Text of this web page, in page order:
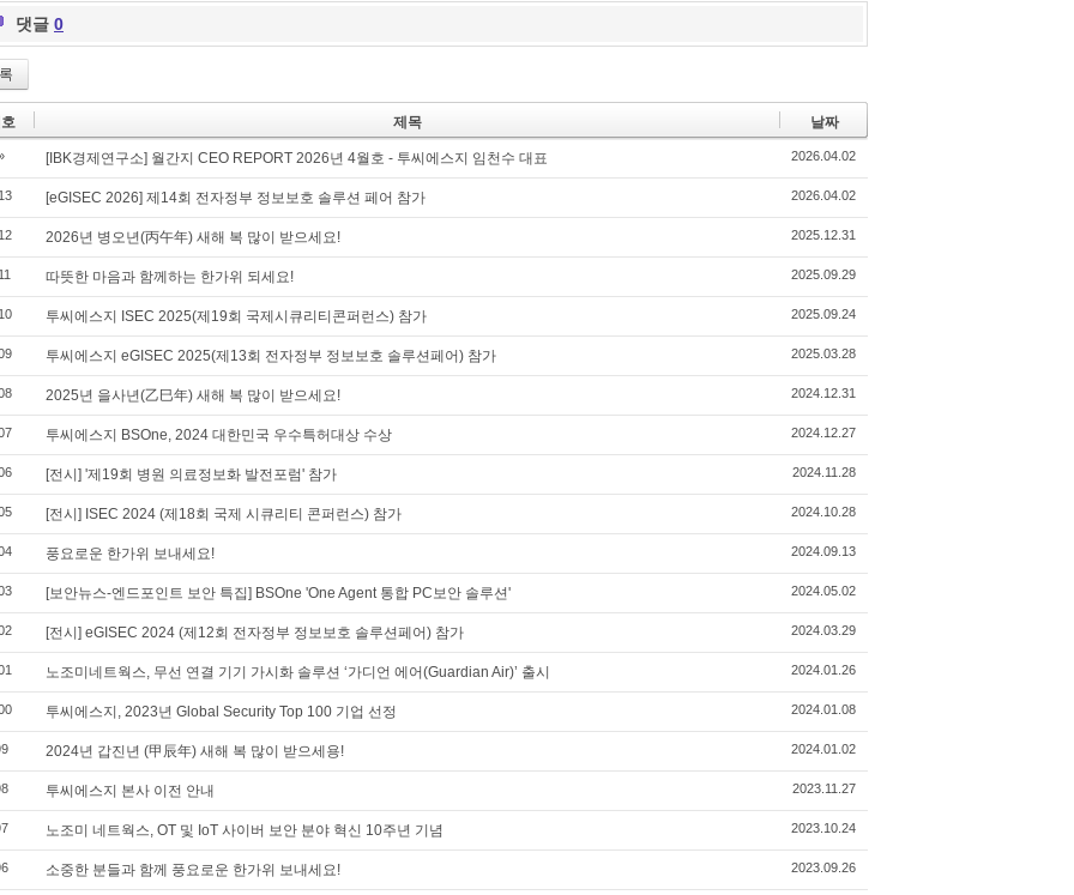
댓글 0
제목 날짜
[IBK경제연구소] 월간지 CEO REPORT 2026년 4월호 - 투씨에스지 임천수 대표 2026.04.02
[eGISEC 2026] 제14회 전자정부 정보보호 솔루션 페어 참가 2026.04.02
2026년 병오년(丙午年) 새해 복 많이 받으세요! 2025.12.31
따뜻한 마음과 함께하는 한가위 되세요! 2025.09.29
투씨에스지 ISEC 2025(제19회 국제시큐리티콘퍼런스) 참가 2025.09.24
투씨에스지 eGISEC 2025(제13회 전자정부 정보보호 솔루션페어) 참가 2025.03.28
2025년 을사년(乙巳年) 새해 복 많이 받으세요! 2024.12.31
투씨에스지 BSOne, 2024 대한민국 우수특허대상 수상 2024.12.27
[전시] '제19회 병원 의료정보화 발전포럼' 참가 2024.11.28
[전시] ISEC 2024 (제18회 국제 시큐리티 콘퍼런스) 참가 2024.10.28
풍요로운 한가위 보내세요! 2024.09.13
[보안뉴스-엔드포인트 보안 특집] BSOne 'One Agent 통합 PC보안 솔루션' 2024.05.02
[전시] eGISEC 2024 (제12회 전자정부 정보보호 솔루션페어) 참가 2024.03.29
노조미네트웍스, 무선 연결 기기 가시화 솔루션 ‘가디언 에어(Guardian Air)’ 출시 2024.01.26
투씨에스지, 2023년 Global Security Top 100 기업 선정 2024.01.08
2024년 갑진년 (甲辰年) 새해 복 많이 받으세용! 2024.01.02
투씨에스지 본사 이전 안내 2023.11.27
노조미 네트웍스, OT 및 IoT 사이버 보안 분야 혁신 10주년 기념 2023.10.24
소중한 분들과 함께 풍요로운 한가위 보내세요! 2023.09.26